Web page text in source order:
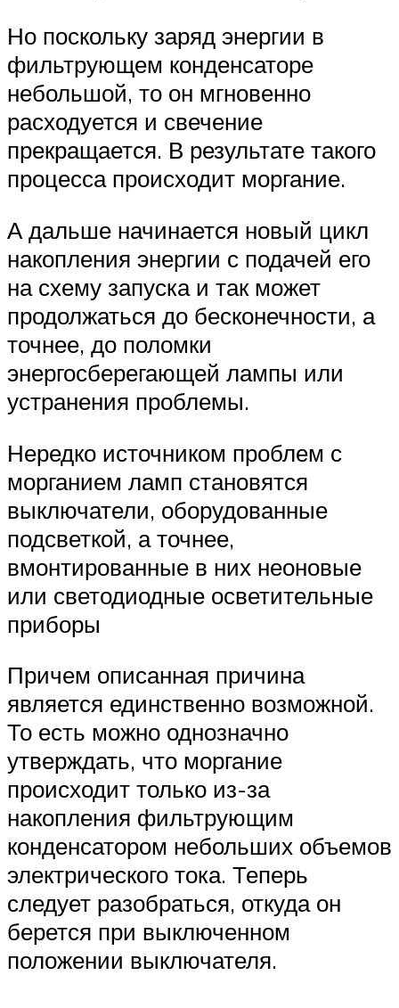
Но поскольку заряд энергии в
фильтрующем конденсаторе
небольшой, то он мгновенно
расходуется и свечение
прекращается. В результате такого
процесса происходит моргание.
А дальше начинается новый цикл
накопления энергии с подачей его
на схему запуска и так может
продолжаться до бесконечности, а
точнее, до поломки
энергосберегающей лампы или
устранения проблемы.
Нередко источником проблем с
морганием ламп становятся
выключатели, оборудованные
подсветкой, а точнее,
вмонтированные в них неоновые
или светодиодные осветительные
приборы
Причем описанная причина
является единственно возможной.
То есть можно однозначно
утверждать, что моргание
происходит только из-за
накопления фильтрующим
конденсатором небольших объемов
электрического тока. Теперь
следует разобраться, откуда он
берется при выключенном
положении выключателя.